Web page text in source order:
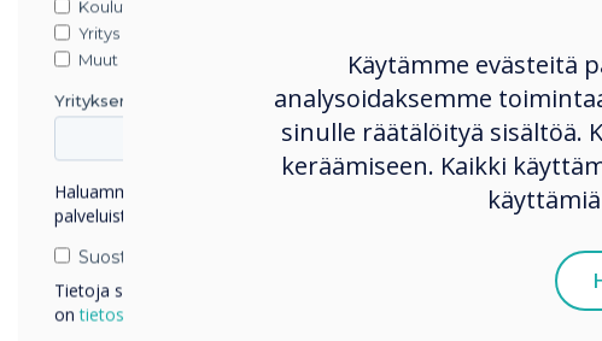
We would love to hear
organisation. Share
Send your project details
Käytämme evästeitä
analysoidaksemme
sinulle räätälöityä sisältöä.
keräämiseen. Kaikki
Koulutus
Yritys
Muut
Yrityksen nimi
Haluamme ottaa sinuun yhteyttä tuotteistamme ja
palveluistamme sähköpostitse, puhelimitse tai postitse.
Suostun vastaanottamaan viestejä Clevertouch.
Tietoja siitä, miten keräämme ja käytämme henkilötietojasi,
on tietosuojaselosteessamme